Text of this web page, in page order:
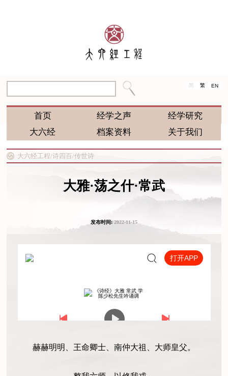
简 繁 EN
首页 经学之声
经学研究
大六经
档案资料 关于我们
大六经工程/诗四百/传世诗
大雅·荡之什·常武
发布时间:2022-11-15
赫赫明明、王命卿士、南仲大祖、大师皇父。